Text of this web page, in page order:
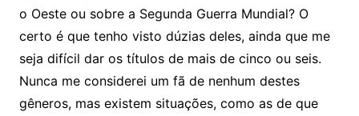
o Oeste ou sobre a Segunda Guerra Mundial? O
certo é que tenho visto dúzias deles, ainda que me
seja difícil dar os títulos de mais de cinco ou seis.
Nunca me considerei um fã de nenhum destes
gêneros, mas existem situações, como as de que